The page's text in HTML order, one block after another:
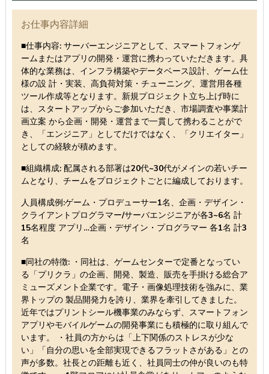
お仕事内容詳細
■仕事内容: サーバーエンジニアとして、スマートフォンゲ
ームまたはアプリの開発・運営に携わっていただきます。具
体的な業務は、インフラ構築やデータベース設計、ゲーム仕
様の設 計・実装、高負荷対策・チューニング、運営用各種
ツール作成等となります。新規プロジェクト立ち上げ時に
は、スタートアップからご参加いただき、市場調査や事業計
画立案 から企画・開発・運営まで一貫して携わることがで
き、「エンジニア」としてだけではなく、「クリエイター」
としての経験が積めます。
■組織構成: 配属される部署は20代~30代がメインの若いチー
ムとなり、チームをプロジェクトごとに編成しております。
人員構成例:ゲーム・プロデューサー1名、企画・デザイン・
クライアントプログラマー/サーバエンジニアが各3~6名 計
15名程度 アプリ…企画・デザイン・プログラマー 各1名 計3
名
■同社の特徴: ・同社は、ゲームセンターで定番となってい
る「プリクラ」の企画、開発、製造、販売を手掛ける総合ア
ミューズメント企業です。電子・画像処理技術を強みに、業
界トップの 製品開発力を誇り、業界を牽引してきました。
近年ではプリントシール機事業のみならず、スマートフォン
アプリやモバイルゲームの開発事業にも積極的に取り組んで
います。 ・社員の方からは「上下関係のストレスが少な
い」「自分の思いを全部実現できるフラットさがある」との
声が多数。社長との距離も近く、社員同士の仲が良いのも特